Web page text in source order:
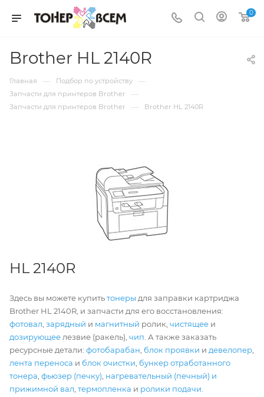
0
Brother HL 2140R
Главная — Подбор по устройству —
Запчасти для принтеров Brother —
Запчасти для принтеров Brother — Brother HL 2140R
HL 2140R
Здесь вы можете купитьтонеры для заправки картриджа
Brother HL 2140R, и запчасти для его восстановления:
фотовал зарядный и магнитный ролик, чистящее и
дозирующее лезвие (ракель), чип . А также заказать
ресурсные детали: фотобарабан блок проявки и девелопер
лента переноса и блок очистки бункер отработанного
тонера фьюзер (печку) нагревательный (печный) и
прижимной вал термопленка и ролики подачи